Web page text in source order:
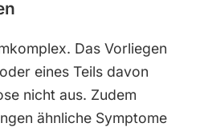
Das Vorliegen
eines Teils davon
nicht aus. Zudem
ähnliche Symptome